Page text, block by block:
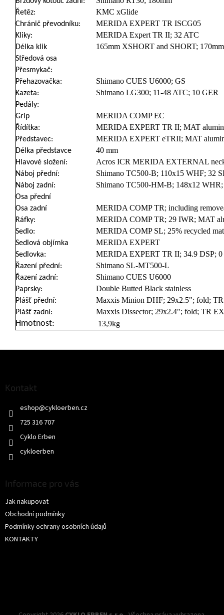
Řetěz: KMC xGlide
Chránič převodníku: MERIDA EXPERT TR ISCG05
Kliky: MERIDA Expert TR II; 32 ATC
Délka klik 165mm XSHORT and SHORT;
Středová osa
Přesmykač:
Přehazovačka:
Shimano CUES U6000; GS
Kazeta: Shimano LG300; 11-48 ATC; 10 GER
Pedály:
Grip
MERIDA COMP EC
Řídítka: MERIDA EXPERT TR II; MAT
Představec: MERIDA EXPERT eTRII; MAT
Délka představce 40 mm
Hlavové složení: Acros ICR MERIDA EXTERNAL
Náboj přední: Shimano TC500-B; 110x15 WHF; 32
Náboj zadní: Shimano TC500-HM-B; 148x12
Osa přední
Osa zadní
MERIDA COMP TR; including
Ráfky: MERIDA COMP TR; 29 IWR; MAT
Sedlo: MERIDA COMP SL; 25% recycled
Sedlová objímka MERIDA EXPERT
Sedlovka: MERIDA EXPERT TR II; 34.9 DSP; 0
Řazení přední: Shimano SL-MT500-L
Řazení zadní: Shimano CUES U6000
Paprsky: Double Butted Black stainless
Plášť přední: Maxxis Minion DHF; 29x2.5"; fold;
Plášť zadní: Maxxis Dissector; 29x2.4"; fold; TR
Hmotnost: 13,9kg
Kontakt
eshop@cykloerben.cz
725 316 707
Cyklo Erben
cykloerben
Informace pro vás
Jak nakupovat
Obchodní podmínky
Podmínky ochrany osobních údajů
KONTAKTY